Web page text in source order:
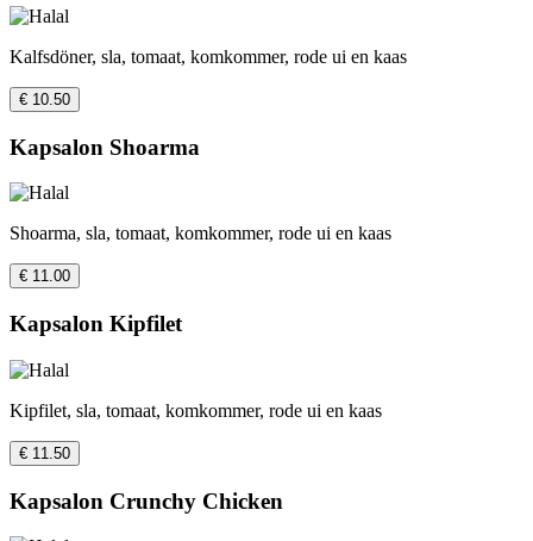
Kalfsdöner, sla, tomaat, komkommer, rode ui en kaas
€ 10.50
Kapsalon Shoarma
Shoarma, sla, tomaat, komkommer, rode ui en kaas
€ 11.00
Kapsalon Kipfilet
Kipfilet, sla, tomaat, komkommer, rode ui en kaas
€ 11.50
Kapsalon Crunchy Chicken